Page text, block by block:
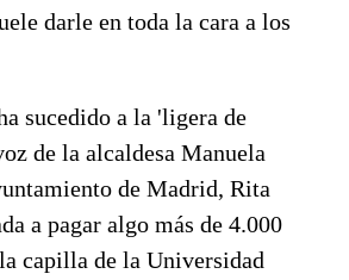
darle en toda la cara a los
sucedido a la 'ligera de
de la alcaldesa Manuela
de Madrid, Rita
a pagar algo más de 4.000
capilla de la Universidad